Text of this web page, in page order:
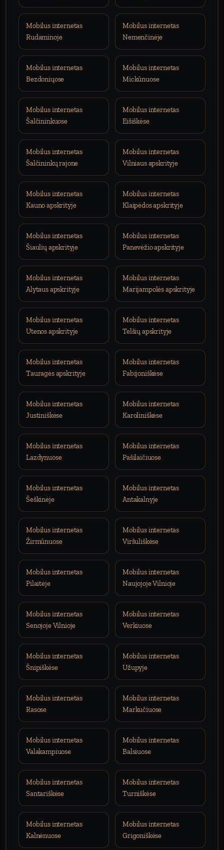
Mobilus internetas
Rudaminoje
Mobilus internetas
Nemenčinėje
Mobilus internetas
Bezdoniųose
Mobilus internetas
Mickūnuose
Mobilus internetas
Šalčininkuose
Mobilus internetas
Eišiškėse
Mobilus internetas
Šalčininkų rajone
Mobilus internetas
Vilniaus apskrityje
Mobilus internetas
Kauno apskrityje
Mobilus internetas
Klaipėdos apskrityje
Mobilus internetas
Šiaulių apskrityje
Mobilus internetas
Panevėžio apskrityje
Mobilus internetas
Alytaus apskrityje
Mobilus internetas
Marijampolės apskrityje
Mobilus internetas
Utenos apskrityje
Mobilus internetas
Telšių apskrityje
Mobilus internetas
Tauragės apskrityje
Mobilus internetas
Fabijoniškėse
Mobilus internetas
Justiniškėse
Mobilus internetas
Karoliniškėse
Mobilus internetas
Lazdynuose
Mobilus internetas
Pašilaičiuose
Mobilus internetas
Šeškinėje
Mobilus internetas
Antakalnyje
Mobilus internetas
Žirmūnuose
Mobilus internetas
Viršuliškėse
Mobilus internetas
Pilaitėje
Mobilus internetas
Naujojoje Vilnioje
Mobilus internetas
Senojoje Vilnioje
Mobilus internetas
Verkiuose
Mobilus internetas
Šnipiškėse
Mobilus internetas
Užupyje
Mobilus internetas
Rasose
Mobilus internetas
Markučiuose
Mobilus internetas
Valakampiuose
Mobilus internetas
Balsiuose
Mobilus internetas
Santariškėse
Mobilus internetas
Turniškėse
Mobilus internetas
Kalnėnuose
Mobilus internetas
Grigoniškėse